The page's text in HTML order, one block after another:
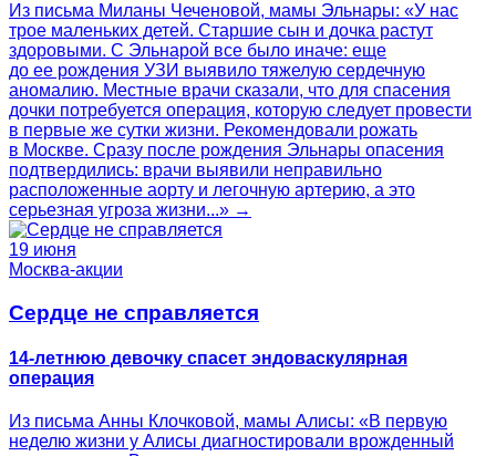
Из письма Миланы Чеченовой, мамы Эльнары: «У нас
трое маленьких детей. Старшие сын и дочка растут
здоровыми. С Эльнарой все было иначе: еще
до ее рождения УЗИ выявило тяжелую сердечную
аномалию. Местные врачи сказали, что для спасения
дочки потребуется операция, которую следует провести
в первые же сутки жизни. Рекомендовали рожать
в Москве. Сразу после рождения Эльнары опасения
подтвердились: врачи выявили неправильно
расположенные аорту и легочную артерию, а это
серьезная угроза жизни...» →
19 июня
Москва-акции
Сердце не справляется
14-летнюю девочку спасет эндоваскулярная
операция
Из письма Анны Клочковой, мамы Алисы: «В первую
неделю жизни у Алисы диагностировали врожденный